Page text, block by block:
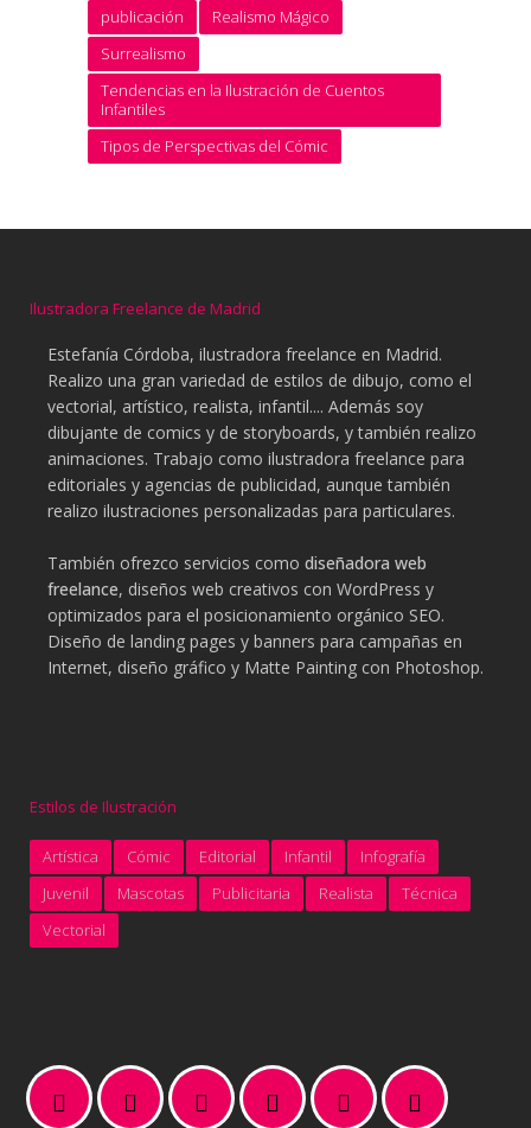
publicación
Realismo Mágico
Surrealismo
Tendencias en la Ilustración de Cuentos
Infantiles
Tipos de Perspectivas del Cómic
Ilustradora Freelance de Madrid
Estefanía Córdoba, ilustradora freelance en Madrid.
Realizo una gran variedad de estilos de dibujo, como el
vectorial, artístico, realista, infantil.... Además soy
dibujante de comics y de storyboards, y también realizo
animaciones. Trabajo como ilustradora freelance para
editoriales y agencias de publicidad, aunque también
realizo ilustraciones personalizadas para particulares.
También ofrezco servicios como diseñadora web
freelance, diseños web creativos con WordPress y
optimizados para el posicionamiento orgánico SEO.
Diseño de landing pages y banners para campañas en
Internet, diseño gráfico y Matte Painting con Photoshop.
Estilos de Ilustración
Artística Cómic Editorial Infantil
Infografía
Juvenil
Mascotas Publicitaria Realista
Técnica
Vectorial